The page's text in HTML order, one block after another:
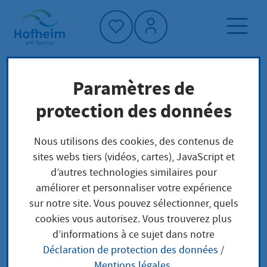
Accueil"
Page d'accueil
Protection du climat et environnement
Klima im Alltag
Nachhaltigkeit und Konsum
Regional und lokal einkaufen
Regional und lokal
einkaufen
Paramètres de
protection des données
Nous utilisons des cookies, des contenus de
sites webs tiers (vidéos, cartes), JavaScript et
d’autres technologies similaires pour
améliorer et personnaliser votre expérience
sur notre site. Vous pouvez sélectionner, quels
cookies vous autorisez. Vous trouverez plus
d’informations à ce sujet dans notre
Déclaration de protection des données /